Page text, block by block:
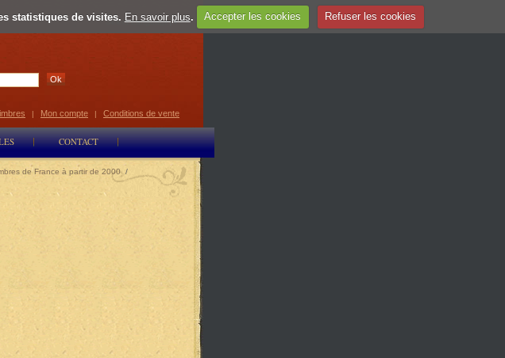
statistiques de visites. En savoir plus. Accepter les cookies Refuser les cookies
Select Language ▼
CONTACT
| Mon compte | Conditions de vente
de France à partir de 2000/